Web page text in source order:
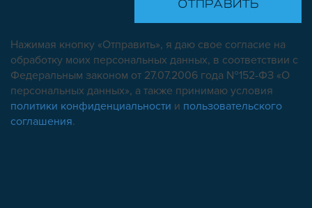
Нажимая кнопку «Отправить», я даю свое согласие на
обработку моих персональных данных, в соответствии с
Федеральным законом от 27.07.2006 года №152-ФЗ «О
персональных данных», а также принимаю условия
политики конфиденциальности и пользовательского
соглашения.